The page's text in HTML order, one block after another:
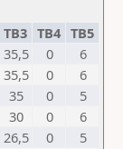
TB3 TB4 TB5
35,5 0
6
35,5 0
6
35 0
5
30 0
6
26,5 0
5